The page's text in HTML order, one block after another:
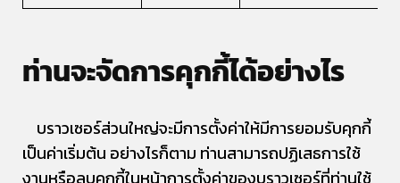
ท่านจะจัดการคุกกี้ได้อย่างไร
บราวเซอร์ส่วนใหญ่จะมีการตั้งค่าให้มีการยอมรับคุกกี้
เป็นค่าเริ่มต้น อย่างไรก็ตาม ท่านสามารถปฏิเสธการใช้
งานหรือลบคุกกี้ในหน้าการตั้งค่าของบราวเซอร์ที่ท่านใช้